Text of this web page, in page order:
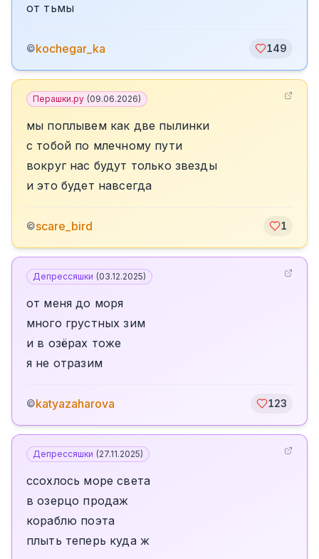
от тьмы
©kochegar_ka 149
Перашки.ру (09.06.2026)
мы поплывем как две пылинки
с тобой по млечному пути
вокруг нас будут только звезды
и это будет навсегда
©scare_bird 1
Депрессяшки (03.12.2025)
от меня до моря
много грустных зим
и в озёрах тоже
я не отразим
©katyazaharova 123
Депрессяшки (27.11.2025)
ссохлось море света
в озерцо продаж
кораблю поэта
плыть теперь куда ж